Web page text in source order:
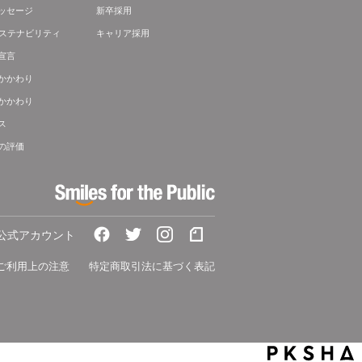
セージ
テナビリティ
言
かわり
かわり
評価
新卒採用
キャリア採用
式アカウント
利用上の注意
特定商取引法に基づく表記